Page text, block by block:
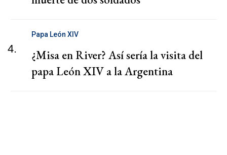
4.
Papa León XIV
¿Misa en River? Así sería la visita del
papa León XIV a la Argentina